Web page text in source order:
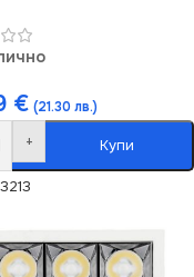
€ (21.30 лв.)
+ Купи